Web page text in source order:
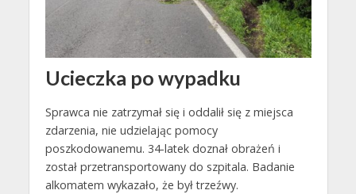
Ucieczka po wypadku
Sprawca nie zatrzymał się i oddalił się z miejsca
zdarzenia, nie udzielając pomocy
poszkodowanemu. 34-latek doznał obrażeń i
został przetransportowany do szpitala. Badanie
alkomatem wykazało, że był trzeźwy.